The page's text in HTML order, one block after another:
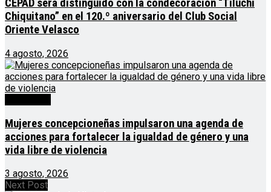
CEPAD será distinguido con la condecoración “Tiluchi
Chiquitano” en el 120.º aniversario del Club Social
Oriente Velasco
4 agosto, 2026
Mujeres concepcioneñas impulsaron una agenda de
acciones para fortalecer la igualdad de género y una
vida libre de violencia
3 agosto, 2026
Next Post